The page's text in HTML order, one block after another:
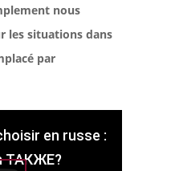
nous
les situations dans
par
en russe :
ТАКЖЕ?